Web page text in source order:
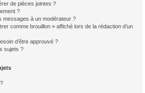
de pièces jointes ?
?
messages à un modérateur ?
comme brouillon » affiché lors de la rédaction d’un
d’être approuvé ?
sujets ?